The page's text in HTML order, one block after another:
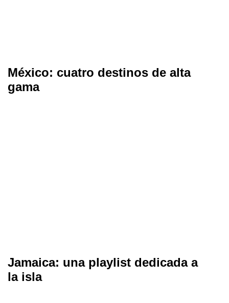
México: cuatro destinos de alta
gama
Jamaica: una playlist dedicada a
la isla